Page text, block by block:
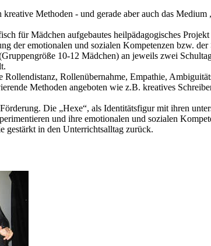
Methoden - und gerade aber auch das
für Mädchen aufgebautes heilpädagogisches
der emotionalen und sozialen Kompetenzen bzw.
10-12 Mädchen) an jeweils zwei
Rollenübernahme, Empathie,
Methoden angeboten wie z.B. kreatives
Die „Hexe“, als Identitätsfigur mit ihren
und ihre emotionalen und sozialen
gestärkt in den Unterrichtsalltag zurück.